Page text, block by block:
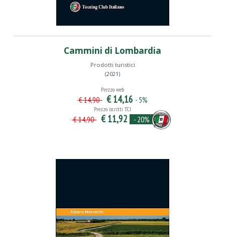
Cammini di Lombardia
Prodotti turistici
(2021)
Prezzo web
€ 14,90 € 14,16 - 5%
Prezzo iscritti TCI
€ 14,90 € 11,92 - 20%